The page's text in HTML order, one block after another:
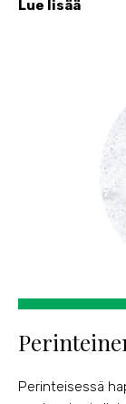
Lue lisää
Perinteisessä